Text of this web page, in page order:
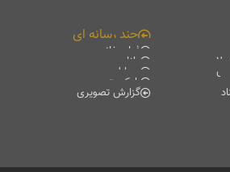
چند رسانه ای
فیلم خانه
دانلود
موبایل
پادکست
گزارش تصویری